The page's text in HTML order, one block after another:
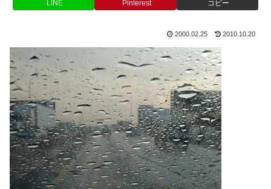
LINE Pinterest コピー
2000.02.25 2010.10.20